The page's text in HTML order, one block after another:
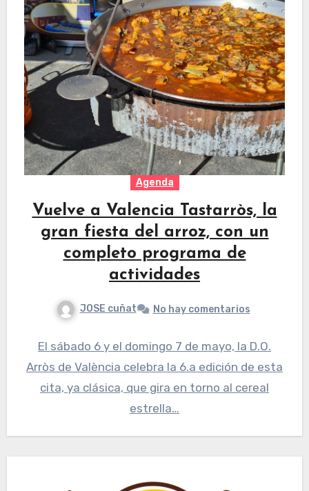
Agenda
Vuelve a Valencia Tastarròs, la
gran fiesta del arroz, con un
completo programa de
actividades
JOSE cuñat No hay comentarios
El sábado 6 y el domingo 7 de mayo, la D.O.
Arròs de València celebra la 6.a edición de esta
cita, ya clásica, que gira en torno al cereal
estrella…